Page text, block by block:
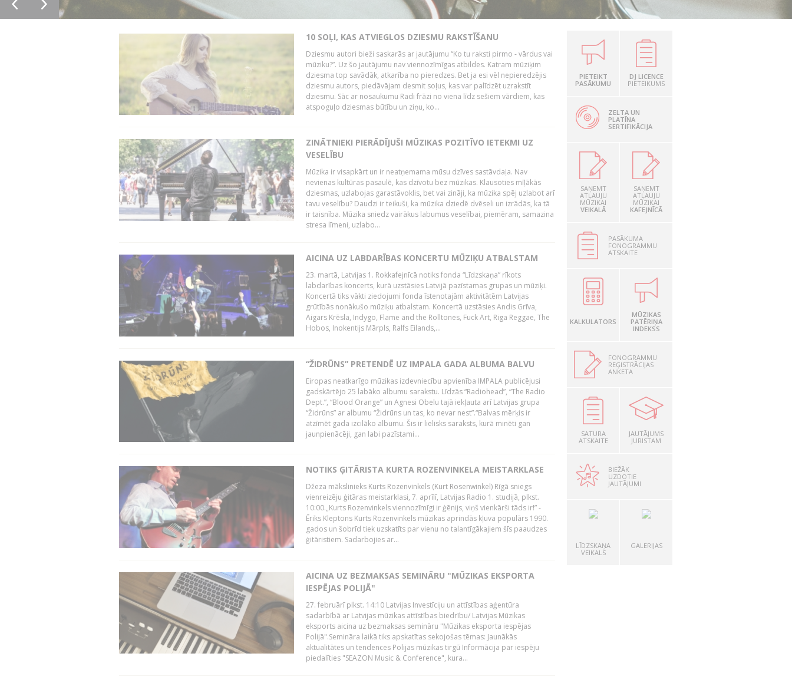
10 SOĻI, KAS ATVIEGLOS DZIESMU RAKSTĪŠANU
Dziesmu autori bieži saskarās ar jautājumu “Ko tu raksti pirmo - vārdus vai
mūziku?”. Uz šo jautājumu nav viennozīmīgas atbildes. Katram mūziķim
dziesma top savādāk, atkarība no pieredzes. Bet ja esi vēl nepieredzējis
dziesmu autors, piedāvājam desmit soļus, kas var palīdzēt uzrakstīt
dziesmu. Sāc ar nosaukumu Radi frāzi no viena līdz sešiem vārdiem, kas
atspoguļo dziesmas būtību un ziņu, ko...
ZINĀTNIEKI PIERĀDĪJUŠI MŪZIKAS POZITĪVO IETEKMI UZ
VESELĪBU
Mūzika ir visapkārt un ir neatņemama mūsu dzīves sastāvdaļa. Nav
nevienas kultūras pasaulē, kas dzīvotu bez mūzikas. Klausoties mīļākās
dziesmas, uzlabojas garastāvoklis, bet vai zināji, ka mūzika spēj uzlabot arī
tavu veselību? Daudzi ir teikuši, ka mūzika dziedē dvēseli un izrādās, ka tā
ir taisnība. Mūzika sniedz vairākus labumus veselībai, piemēram, samazina
stresa līmeni, uzlabo...
AICINA UZ LABDARĪBAS KONCERTU MŪZIĶU ATBALSTAM
23. martā, Latvijas 1. Rokkafejnīcā notiks fonda “Līdzskaņa” rīkots
labdarības koncerts, kurā uzstāsies Latvijā pazīstamas grupas un mūziķi.
Koncertā tiks vākti ziedojumi fonda īstenotajām aktivitātēm Latvijas
grūtībās nonākušo mūziķu atbalstam. Koncertā uzstāsies Andis Grīva,
Aigars Krēsla, Indygo, Flame and the Rolltones, Fuck Art, Riga Reggae, The
Hobos, Inokentijs Mārpls, Ralfs Eilands,...
“ŽIDRŪNS” PRETENDĒ UZ IMPALA GADA ALBUMA BALVU
Eiropas neatkarīgo mūzikas izdevniecību apvienība IMPALA publicējusi
gadskārtējo 25 labāko albumu sarakstu. Līdzās “Radiohead”, “The Radio
Dept.”, “Blood Orange” un Agnesi Obelu tajā iekļauta arī Latvijas grupa
“Židrūns” ar albumu “Židrūns un tas, ko nevar nest”.“Balvas mērķis ir
atzīmēt gada izcilāko albumu. Šis ir lielisks saraksts, kurā minēti gan
jaunpienācēji, gan labi pazīstami...
NOTIKS ĢITĀRISTA KURTA ROZENVINKELA MEISTARKLASE
Džeza mākslinieks Kurts Rozenvinkels (Kurt Rosenwinkel) Rīgā sniegs
vienreizēju ģitāras meistarklasi, 7. aprīlī, Latvijas Radio 1. studijā, plkst.
10:00.„Kurts Rozenvinkels viennozīmīgi ir ģēnijs, viņš vienkārši tāds ir!” -
Ēriks Kleptons Kurts Rozenvinkels mūzikas aprindās kļuva populārs 1990.
gados un šobrīd tiek uzskatīts par vienu no talantīgākajiem šīs paaudzes
ģitāristiem. Sadarbojies ar...
AICINA UZ BEZMAKSAS SEMINĀRU "MŪZIKAS EKSPORTA
IESPĒJAS POLIJĀ"
27. februārī plkst. 14:10 Latvijas Investīciju un attīstības aģentūra
sadarbībā ar Latvijas mūzikas attīstības biedrību/ Latvijas Mūzikas
eksports aicina uz bezmaksas semināru "Mūzikas eksporta iespējas
Polijā".Semināra laikā tiks apskatītas sekojošas tēmas: Jaunākās
aktualitātes un tendences Polijas mūzikas tirgū Informācija par iespēju
piedalīties "SEAZON Music & Conference", kura...
PIETEIKT
PASĀKUMU
DJ LICENCE
PIETEIKUMS
ZELTA UN
PLATĪNA
SERTIFIKĀCIJA
SAŅEMT
ATĻAUJU
MŪZIKAI
VEIKALĀ
SAŅEMT
ATĻAUJU
MŪZIKAI
KAFEJNĪCĀ
PASĀKUMA
FONOGRAMMU
ATSKAITE
KALKULATORS
MŪZIKAS
PATĒRIŅA
INDEKSS
FONOGRAMMU
REĢISTRĀCIJAS
ANKETA
SATURA
ATSKAITE
JAUTĀJUMS
JURISTAM
BIEŽĀK
UZDOTIE
JAUTĀJUMI
LĪDZSKAŅA
VEIKALS
GALERIJAS